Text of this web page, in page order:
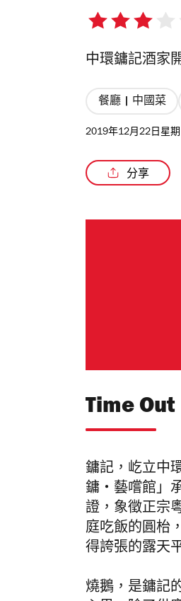
3/5
中環鏞記酒家
餐廳 | 中國菜
2019年12月22日星期
分享
Time Out
鏞記，屹立中
鏞・ 藝嚐館」
證，象徵正宗
庭吃飯的圓枱
得誇張的露天
燒鵝，是鏞記